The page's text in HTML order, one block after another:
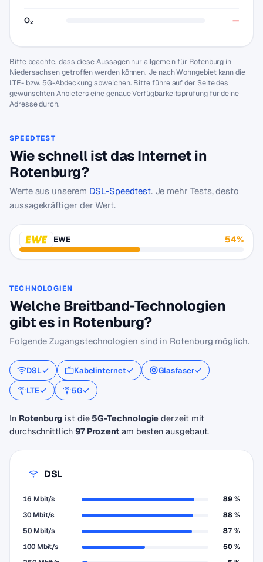
O₂ —
Bitte beachte, dass diese Aussagen nur allgemein für Rotenburg in
Niedersachsen getroffen werden können. Je nach Wohngebiet kann die
LTE- bzw. 5G-Abdeckung abweichen. Bitte führe auf der Seite des
gewünschten Anbieters eine genaue Verfügbarkeitsprüfung für deine
Adresse durch.
SPEEDTEST
Wie schnell ist das Internet in
Rotenburg?
Werte aus unserem DSL-Speedtest. Je mehr Tests, desto
aussagekräftiger der Wert.
EWE 54%
TECHNOLOGIEN
Welche Breitband-Technologien
gibt es in Rotenburg?
Folgende Zugangstechnologien sind in Rotenburg möglich.
DSL Kabelinternet
Glasfaser
LTE
5G
In Rotenburg ist die 5G-Technologie derzeit mit
durchschnittlich 97 Prozentam besten ausgebaut.
DSL
16 Mbit/s
89 %
30 Mbit/s
88 %
50 Mbit/s
87 %
100 Mbit/s
50 %